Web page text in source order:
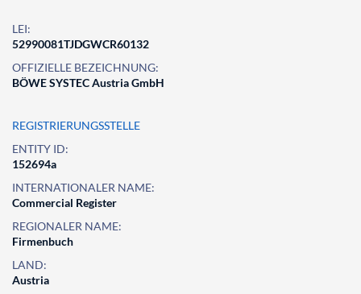
LEI:
52990081TJDGWCR60132
OFFIZIELLE BEZEICHNUNG:
BÖWE SYSTEC Austria GmbH
REGISTRIERUNGSSTELLE
ENTITY ID:
152694a
INTERNATIONALER NAME:
Commercial Register
REGIONALER NAME:
Firmenbuch
LAND:
Austria